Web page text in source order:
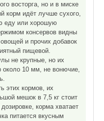
восторга, но и в миске
корм идёт лучше сухого,
еду или хорошую
консервов видны
и прочих добавок
пищевой.
не крупные, но их
около 10 мм, не вонючие,
этих кормов, их
мешок в 7,5 кг стоит
корма хватает
питается вкусным